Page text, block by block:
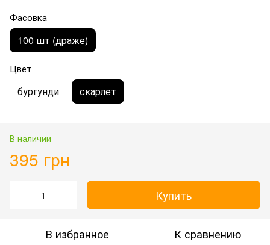
Фасовка
100 шт (драже)
Цвет
бургунди скарлет
В наличии
395 грн
Купить
В избранное К сравнению